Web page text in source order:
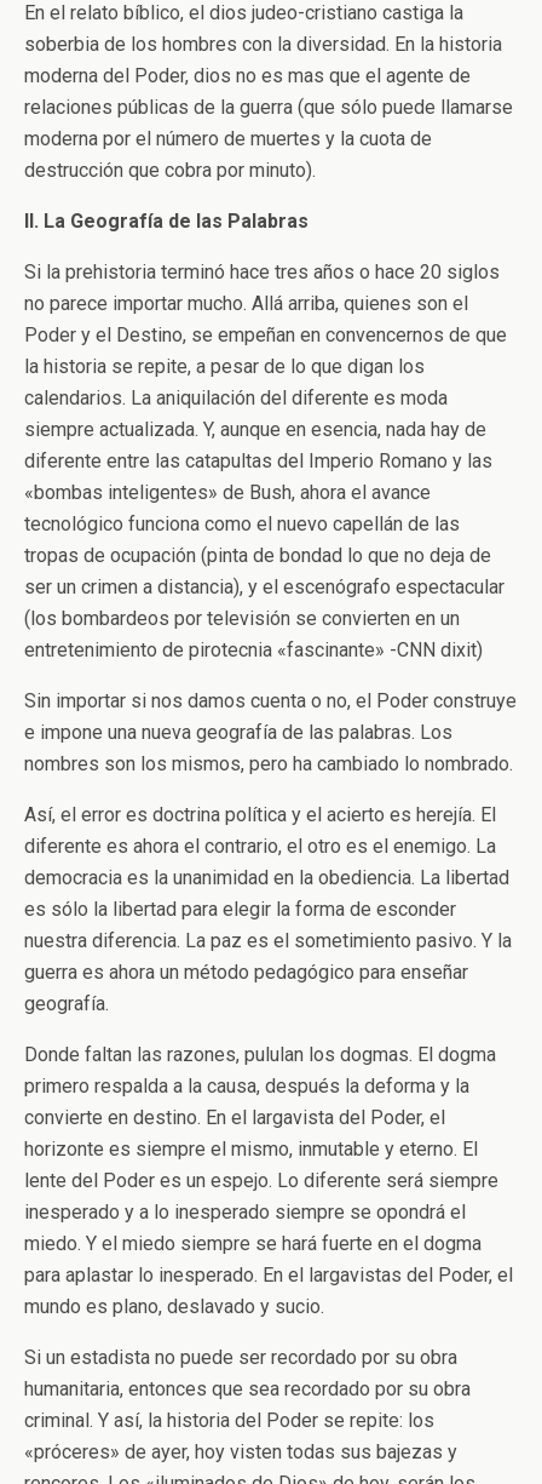
En el relato bíblico, el dios judeo-cristiano castiga la
soberbia de los hombres con la diversidad. En la historia
moderna del Poder, dios no es mas que el agente de
relaciones públicas de la guerra (que sólo puede llamarse
moderna por el número de muertes y la cuota de
destrucción que cobra por minuto).
II. La Geografía de las Palabras
Si la prehistoria terminó hace tres años o hace 20 siglos
no parece importar mucho. Allá arriba, quienes son el
Poder y el Destino, se empeñan en convencernos de que
la historia se repite, a pesar de lo que digan los
calendarios. La aniquilación del diferente es moda
siempre actualizada. Y, aunque en esencia, nada hay de
diferente entre las catapultas del Imperio Romano y las
«bombas inteligentes» de Bush, ahora el avance
tecnológico funciona como el nuevo capellán de las
tropas de ocupación (pinta de bondad lo que no deja de
ser un crimen a distancia), y el escenógrafo espectacular
(los bombardeos por televisión se convierten en un
entretenimiento de pirotecnia «fascinante» -CNN dixit)
Sin importar si nos damos cuenta o no, el Poder construye
e impone una nueva geografía de las palabras. Los
nombres son los mismos, pero ha cambiado lo nombrado.
Así, el error es doctrina política y el acierto es herejía. El
diferente es ahora el contrario, el otro es el enemigo. La
democracia es la unanimidad en la obediencia. La libertad
es sólo la libertad para elegir la forma de esconder
nuestra diferencia. La paz es el sometimiento pasivo. Y la
guerra es ahora un método pedagógico para enseñar
geografía.
Donde faltan las razones, pululan los dogmas. El dogma
primero respalda a la causa, después la deforma y la
convierte en destino. En el largavista del Poder, el
horizonte es siempre el mismo, inmutable y eterno. El
lente del Poder es un espejo. Lo diferente será siempre
inesperado y a lo inesperado siempre se opondrá el
miedo. Y el miedo siempre se hará fuerte en el dogma
para aplastar lo inesperado. En el largavistas del Poder, el
mundo es plano, deslavado y sucio.
Si un estadista no puede ser recordado por su obra
humanitaria, entonces que sea recordado por su obra
criminal. Y así, la historia del Poder se repite: los
«próceres» de ayer, hoy visten todas sus bajezas y